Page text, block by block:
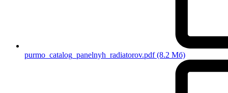
purmo_catalog_panelnyh_radiatorov.pdf(8.2 Мб)